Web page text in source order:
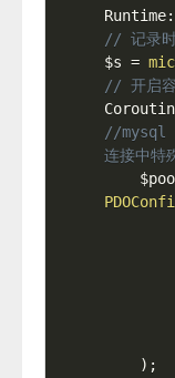
Runtime
// 记录
$s =
// 开启
//mysql
连接中特
) ;